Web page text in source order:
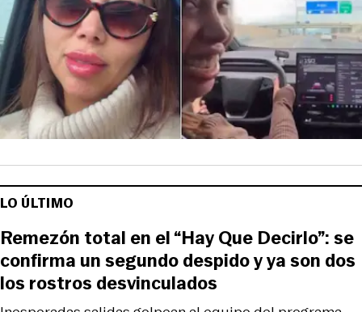
LO ÚLTIMO
Remezón total en el “Hay Que Decirlo”: se
confirma un segundo despido y ya son dos
los rostros desvinculados